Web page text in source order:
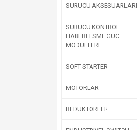
SURUCU AKSESUARLARI
SURUCU KONTROL
HABERLESME GUC
MODULLERI
SOFT STARTER
MOTORLAR
REDUKTORLER